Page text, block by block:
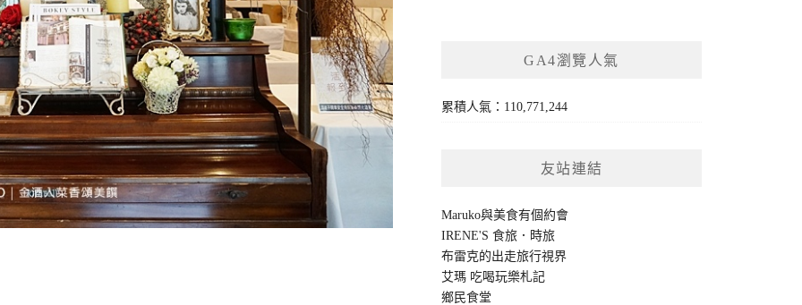
GA4瀏覽人氣
累積人氣：110,771,244
友站連結
Maruko與美食有個約會
IRENE'S 食旅．時旅
布雷克的出走旅行視界
艾瑪 吃喝玩樂札記
鄉民食堂